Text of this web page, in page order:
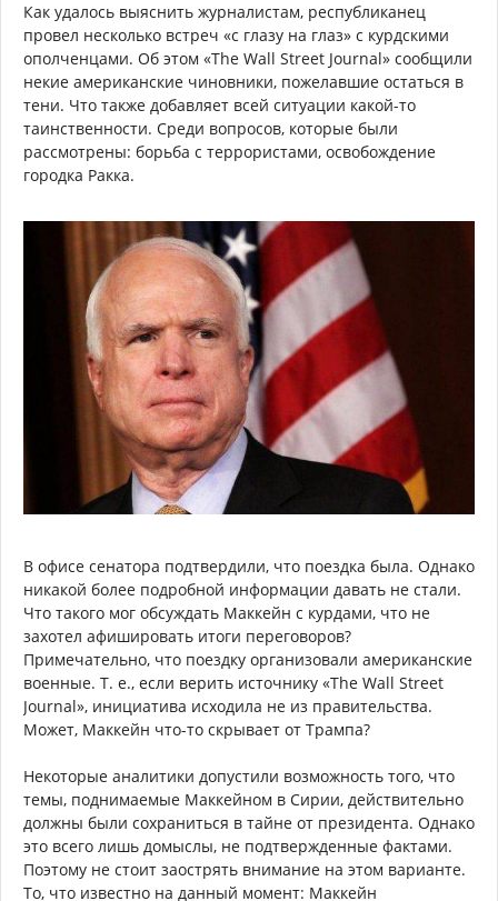
Как удалось выяснить журналистам, республиканец
провел несколько встреч «с глазу на глаз» с курдскими
ополченцами. Об этом «The Wall Street Journal» сообщили
некие американские чиновники, пожелавшие остаться в
тени. Что также добавляет всей ситуации какой-то
таинственности. Среди вопросов, которые были
рассмотрены: борьба с террористами, освобождение
городка Ракка.
В офисе сенатора подтвердили, что поездка была. Однако
никакой более подробной информации давать не стали.
Что такого мог обсуждать Маккейн с курдами, что не
захотел афишировать итоги переговоров?
Примечательно, что поездку организовали американские
военные. Т. е., если верить источнику «The Wall Street
Journal», инициатива исходила не из правительства.
Может, Маккейн что-то скрывает от Трампа?
Некоторые аналитики допустили возможность того, что
темы, поднимаемые Маккейном в Сирии, действительно
должны были сохраниться в тайне от президента. Однако
это всего лишь домыслы, не подтвержденные фактами.
Поэтому не стоит заострять внимание на этом варианте.
То, что известно на данный момент: Маккейн